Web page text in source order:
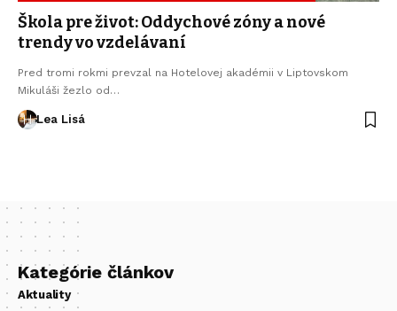
Škola pre život: Oddychové zóny a nové
trendy vo vzdelávaní
Pred tromi rokmi prevzal na Hotelovej akadémii v Liptovskom
Mikuláši žezlo od…
Lea Lisá
Kategórie článkov
Aktuality